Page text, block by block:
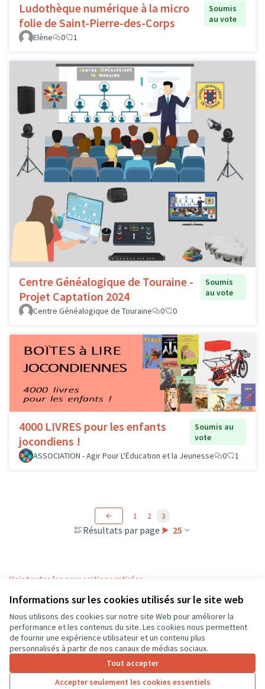
Informations sur les cookies utilisés sur le site web
Nous utilisons des cookies sur notre site Web pour améliorer la
performance et les contenus du site. Les cookies nous permettent
de fournir une expérience utilisateur et un contenu plus
personnalisés à partir de nos canaux de médias sociaux.
Tout accepter
Accepter seulement les cookies essentiels
Ludothèque numérique à la micro
folie de Saint-Pierre-des-Corps
Soumis
au vote
Elène
0 1
Centre Généalogique de Touraine -
Projet Captation 2024
Soumis
au vote
Centre Généalogique de Touraine
0 0
4000 LIVRES pour les enfants
jocondiens !
Soumis au
vote
ASSOCIATION - Agir Pour L'Éducation et la Jeunesse
0 1
Résultats par page : 25
1 2 3
Voir toutes les propositions retirées
Conditions d'utilisation
Paramètres des cookies
CD37 sur X
(Lien externe)
CD37 sur Facebook
CD37 sur Instagram
CD37 sur YouTube
(Lien externe)